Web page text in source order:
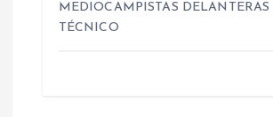
MEDIOCAMPISTAS DELANTERAS
TÉCNICO